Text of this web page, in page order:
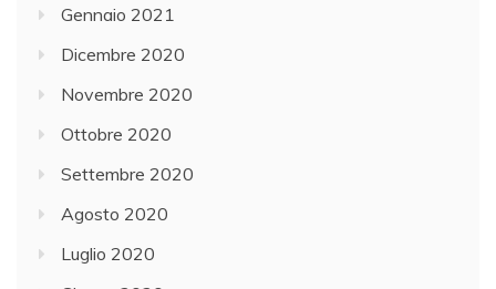
Gennaio 2021
Dicembre 2020
Novembre 2020
Ottobre 2020
Settembre 2020
Agosto 2020
Luglio 2020